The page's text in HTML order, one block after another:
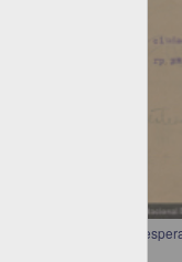
informando que